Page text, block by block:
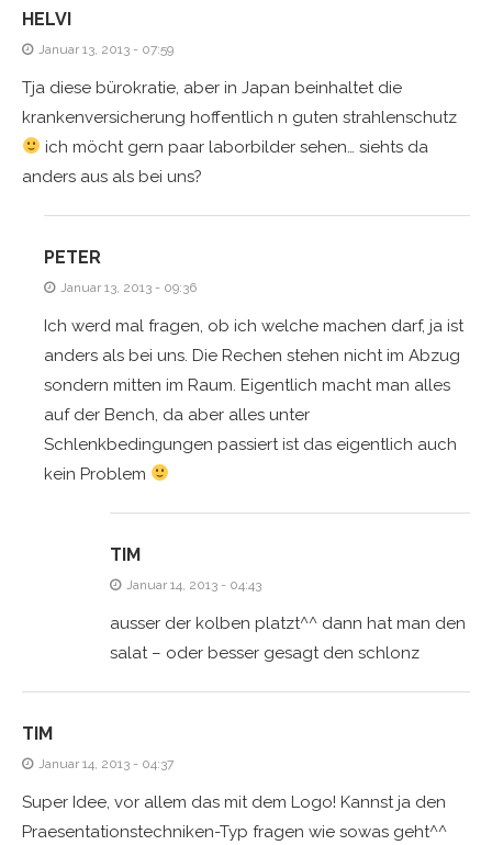
HELVI
Januar 13, 2013 - 07:59
Tja diese bürokratie, aber in Japan beinhaltet die
krankenversicherung hoffentlich n guten strahlenschutz
ich möcht gern paar laborbilder sehen… siehts da
anders aus als bei uns?
PETER
Januar 13, 2013 - 09:36
Ich werd mal fragen, ob ich welche machen darf, ja ist
anders als bei uns. Die Rechen stehen nicht im Abzug
sondern mitten im Raum. Eigentlich macht man alles
auf der Bench, da aber alles unter
Schlenkbedingungen passiert ist das eigentlich auch
kein Problem
TIM
Januar 14, 2013 - 04:43
ausser der kolben platzt^^ dann hat man den
salat – oder besser gesagt den schlonz
TIM
Januar 14, 2013 - 04:37
Super Idee, vor allem das mit dem Logo! Kannst ja den
Praesentationstechniken-Typ fragen wie sowas geht^^